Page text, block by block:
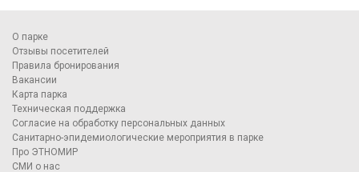
О парке
Отзывы посетителей
Правила бронирования
Вакансии
Карта парка
Техническая поддержка
Согласие на обработку персональных данных
Санитарно-эпидемиологические мероприятия в парке
Про ЭТНОМИР
СМИ о нас